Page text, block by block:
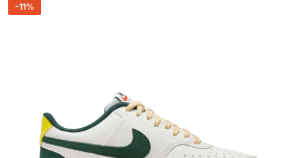
-11%